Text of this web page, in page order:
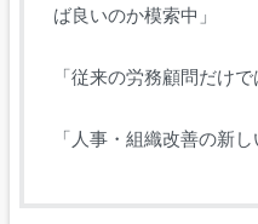
ば良いのか模索中」
「従来の労務顧問だけ
「人事・組織改善の新